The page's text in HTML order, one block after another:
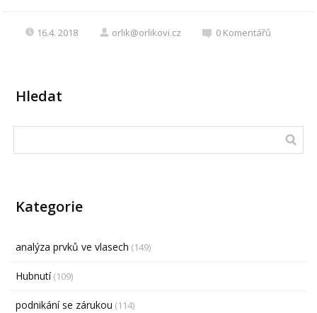
16.4. 2018 orlik@orlikovi.cz 0 Komentářů
Hledat
Kategorie
analýza prvků ve vlasech (149)
Hubnutí(109)
podnikání se zárukou (114)